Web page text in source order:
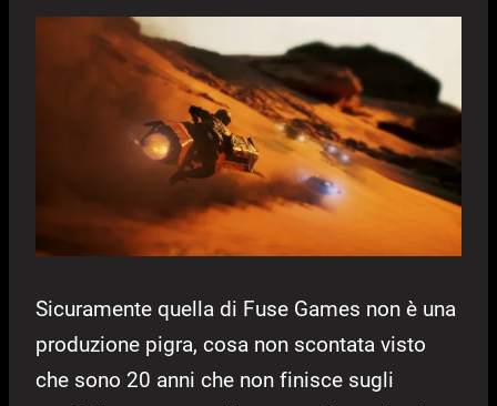
Sicuramente quella di Fuse Games non è una
produzione pigra, cosa non scontata visto
che sono 20 anni che non finisce sugli